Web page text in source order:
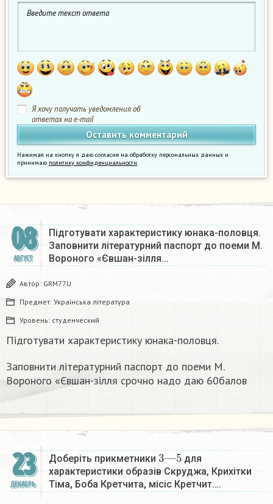
Я хочу получать уведомления об
ответах на e-mail
Нажимая на кнопку я даю согласие на обработку персональных данных и
принимаю политику конфиденциальности.
08
АВГУСТ
Підготувати характеристику юнака-половця.
Заповнити літературний паспорт до поеми М.
Вороного «Євшан-зілля…
Автор: GRM77U
Предмет: Українська література
Уровень: студенческий
Підготувати характеристику юнака-половця.
Заповнити літературний паспорт до поеми М.
Вороного «Євшан-зілля срочно надо даю 60балов
23
ДЕКАБРЬ
Доберіть прикметники
3—5
для
характеристики образів Скруджа, Крихітки
Тіма, Боба Кретчита, місіс Кретчит….